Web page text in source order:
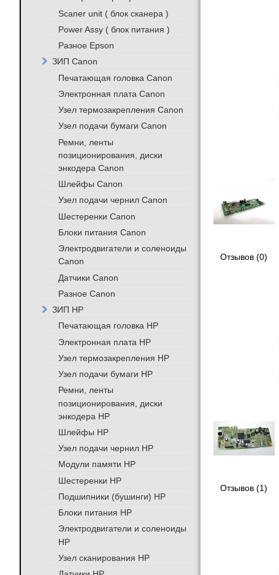
Отзывов (0)
Отзывов (1)
Scaner unit ( блок сканера )
Power Assy ( блок питания )
Разное Epson
ЗИП Canon
Печатающая головка Canon
Электронная плата Canon
Узел термозакрепления Canon
Узел подачи бумаги Canon
Ремни, ленты
позиционирования, диски
энкодера Canon
Шлейфы Canon
Узел подачи чернил Canon
Шестеренки Canon
Блоки питания Canon
Электродвигатели и соленоиды
Canon
Датчики Canon
Разное Canon
ЗИП HP
Печатающая головка HP
Электронная плата HP
Узел термозакрепления HP
Узел подачи бумаги HP
Ремни, ленты
позиционирования, диски
энкодера HP
Шлейфы HP
Узел подачи чернил HP
Модули памяти HP
Шестеренки HP
Подшипники (бушинги) HP
Блоки питания HP
Электродвигатели и соленоиды
HP
Узел сканирования HP